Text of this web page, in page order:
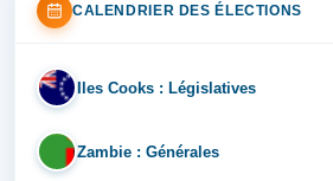
CALENDRIER DES ÉLECTIONS
IL Iles Cooks : Législatives
ZA Zambie : Générales